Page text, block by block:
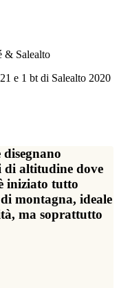
& Salealto
e 1 bt di Salealto 2020
di altitudine dove
iniziato tutto
montagna, ideale
ma soprattutto